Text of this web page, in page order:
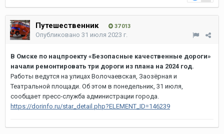
Путешественник 37 013
Опубликовано 31 июля 2023 г.
В Омске по нацпроекту «Безопасные качественные дороги»
начали ремонтировать три дороги из плана на 2024 год.
Работы ведутся на улицах Волочаевская, Заозёрная и
Театральной площади. Об этом в понедельник, 31 июля,
сообщает пресс-служба администрации города.
https://dorinfo.ru/star_detail.php?ELEMENT_ID=146239